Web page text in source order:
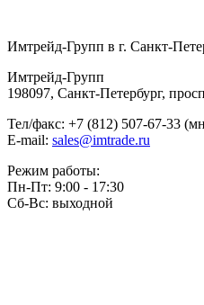
Имтрейд-Групп в г. Санкт-
Имтрейд-Групп
198097, Санкт-Петербург,
Тел/факс: +7 (812) 507-67-33
E-mail: sales@imtrade.ru
Режим работы:
Пн-Пт: 9:00 - 17:30
Сб-Вс: выходной